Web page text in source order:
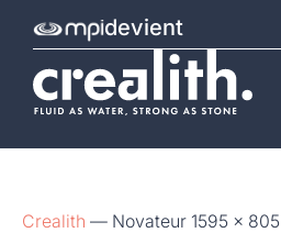
devient
Crealith — Novateur 1595 x 805